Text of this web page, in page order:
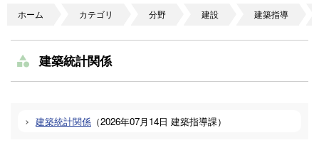
ホーム カテゴリ 分野 建設 建築指導
建築統計関係
建築統計関係 （2026年07月14日 建築指導課）